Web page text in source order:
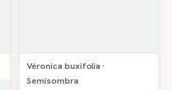
Véronica buxifolia ·
Semisombra